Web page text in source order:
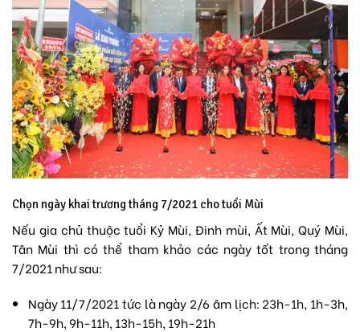
Chọn ngày khai trương tháng 7/2021 cho tuổi Mùi
Nếu gia chủ thuộc tuổi Kỷ Mùi, Đinh mùi, Ất Mùi, Quý Mùi,
Tân Mùi thì có thể tham khảo các ngày tốt trong tháng
7/2021 như sau:
Ngày 11/7/2021 tức là ngày 2/6 âm lịch: 23h-1h, 1h-3h,
7h-9h, 9h-11h, 13h-15h, 19h-21h